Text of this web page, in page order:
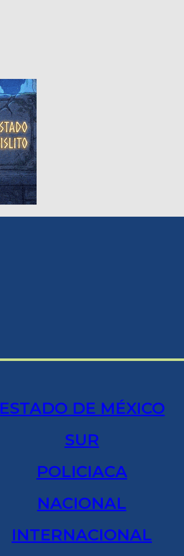
ESTADO DE MÉXICO
SUR
POLICIACA
NACIONAL
INTERNACIONAL